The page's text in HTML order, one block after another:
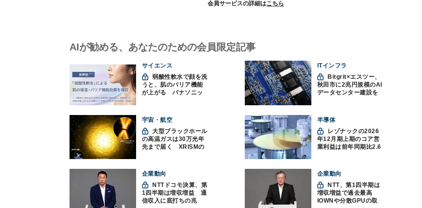
会員サービスの詳細はこちら
AIが勧める、あなたのための会員限定記事
サイエンス
弱酸性軟水で顔を洗
うと、肌のバリア機能
が上がる パナソニッ
ITインフラ
秋田市に2兆円規模のAI
データセンター建設を
宇宙・航空
大型ブラックホール
の高温ガスは30万光年
先まで届く XRISMの
半導体
年12月期上期のコア営
業利益は前年同期比2.6
企業動向
1四半期は増収増益 通
信収入に底打ちの兆
企業動向
増収増益で過去最高
IOWNや分散GPUの取